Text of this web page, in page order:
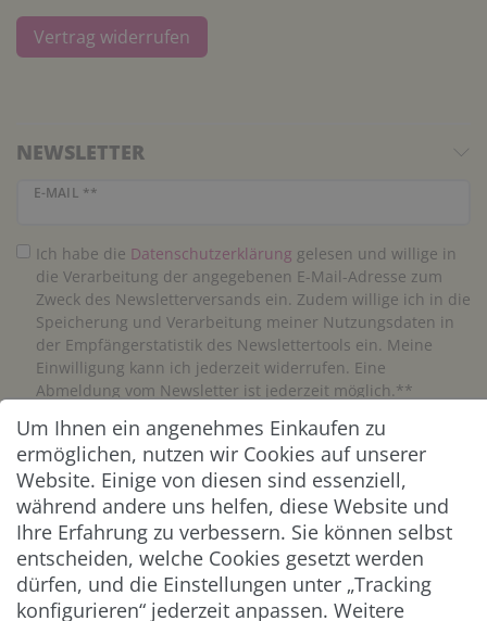
Vertrag widerrufen
NEWSLETTER
E-MAIL **
Newsletter Honig
Ich habe die Daten­schutz­erklärung gelesen und willige in
die Verarbeitung der angegebenen E-Mail-Adresse zum
Zweck des Newsletterversands ein. Zudem willige ich in die
Speicherung und Verarbeitung meiner Nutzungsdaten in
der Empfängerstatistik des Newslettertools ein. Meine
Einwilligung kann ich jederzeit widerrufen. Eine
Abmeldung vom Newsletter ist jederzeit möglich.**
Abonnieren
** Hierbei handelt es sich um ein Pflichtfeld.
ZAHLUNG & VERSAND
Um Ihnen ein angenehmes Einkaufen zu
ermöglichen, nutzen wir Cookies auf unserer
Website. Einige von diesen sind essenziell,
während andere uns helfen, diese Website und
Ihre Erfahrung zu verbessern. Sie können selbst
entscheiden, welche Cookies gesetzt werden
dürfen, und die Einstellungen unter „Tracking
konfigurieren“ jederzeit anpassen. Weitere